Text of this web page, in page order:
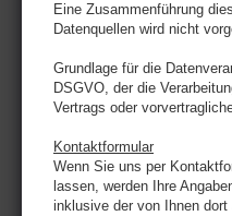
Eine Zusammenführung
Datenquellen wird nicht
Grundlage für die
DSGVO, der die
Vertrags oder
Kontaktformular
Wenn Sie uns per
lassen, werden Ihre
inklusive der von Ihnen